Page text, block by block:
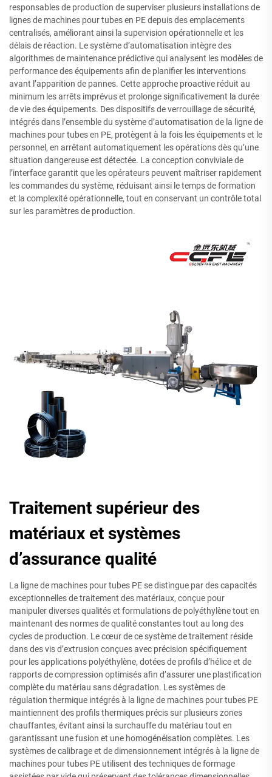
responsables de production de superviser plusieurs installations de
lignes de machines pour tubes en PE depuis des emplacements
centralisés, améliorant ainsi la supervision opérationnelle et les
délais de réaction. Le système d’automatisation intègre des
algorithmes de maintenance prédictive qui analysent les modèles de
performance des équipements afin de planifier les interventions
avant l’apparition de pannes. Cette approche proactive réduit au
minimum les arrêts imprévus et prolonge significativement la durée
de vie des équipements. Des dispositifs de verrouillage de sécurité,
intégrés dans l’ensemble du système d’automatisation de la ligne de
machines pour tubes en PE, protègent à la fois les équipements et le
personnel, en arrêtant automatiquement les opérations dès qu’une
situation dangereuse est détectée. La conception conviviale de
l’interface garantit que les opérateurs peuvent maîtriser rapidement
les commandes du système, réduisant ainsi le temps de formation
et la complexité opérationnelle, tout en conservant un contrôle total
sur les paramètres de production.
Traitement supérieur des
matériaux et systèmes
d’assurance qualité
La ligne de machines pour tubes PE se distingue par des capacités
exceptionnelles de traitement des matériaux, conçue pour
manipuler diverses qualités et formulations de polyéthylène tout en
maintenant des normes de qualité constantes tout au long des
cycles de production. Le cœur de ce système de traitement réside
dans des vis d’extrusion conçues avec précision spécifiquement
pour les applications polyéthylène, dotées de profils d’hélice et de
rapports de compression optimisés afin d’assurer une plastification
complète du matériau sans dégradation. Les systèmes de
régulation thermique intégrés à la ligne de machines pour tubes PE
maintiennent des profils thermiques précis sur plusieurs zones
chauffantes, évitant ainsi la surchauffe du matériau tout en
garantissant une fusion et une homogénéisation complètes. Les
systèmes de calibrage et de dimensionnement intégrés à la ligne de
machines pour tubes PE utilisent des techniques de formage